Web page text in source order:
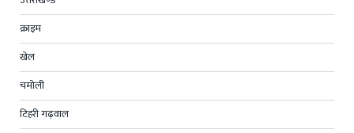
क्राइम
खेल
चमोली
टिहरी गढ़वाल